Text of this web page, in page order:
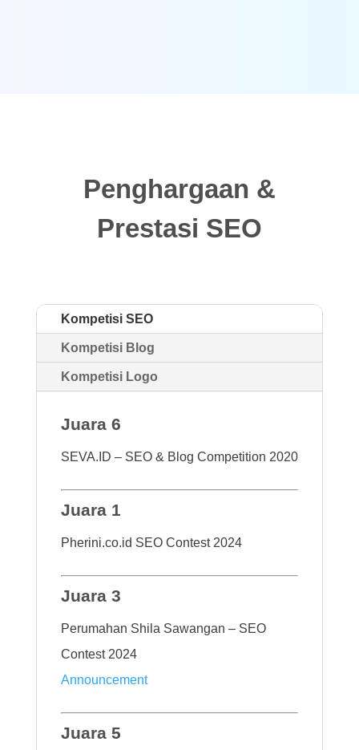
Penghargaan &
Prestasi SEO
Kompetisi SEO
Kompetisi Blog
Kompetisi Logo
Juara 6
SEVA.ID – SEO & Blog Competition 2020
Juara 1
Pherini.co.id SEO Contest 2024
Juara 3
Perumahan Shila Sawangan – SEO
Contest 2024
Announcement
Juara 5